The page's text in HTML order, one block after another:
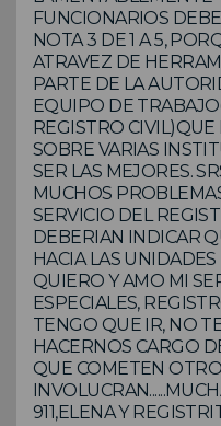
FUNCIONARIOS
NOTA 3 DE 1 A 5,
ATRAVEZ DE
PARTE DE LA
EQUIPO DE
REGISTRO
SOBRE VARIAS
SER LAS MEJORES.
MUCHOS
SERVICIO DEL
DEBERIAN INDICAR
HACIA LAS
QUIERO Y AMO MI
ESPECIALES,
TENGO QUE IR, NO
HACERNOS CARGO
QUE COMETEN
911,ELENA Y